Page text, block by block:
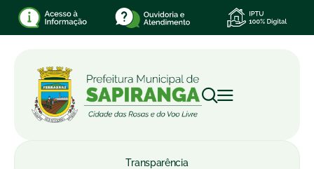
Transparência